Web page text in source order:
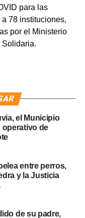
para las
78 instituciones,
por el Ministerio
Solidaria.
el Municipio
operativo de
entre perros,
y la Justicia
de su padre,